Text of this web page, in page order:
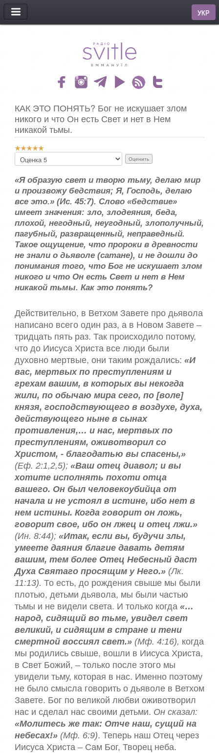
МЕНЮ
УКР
КАК ЭТО ПОНЯТЬ? Бог не искушает злом
никого и что Он есть Свет и нет в Нем
никакой тьмы.
Р
й
н
г
:
5
/
5
о
а
л
у
й
с
т
а
,
о
е
н
и
«Я образую свет и творю тьму, делаю мир
и произвожу бедствия; Я, Господь, делаю
все это.» (Ис. 45:7). Слово «бедствие»
имеет значения: зло, злодеяния, беда,
плохой, негодный, неугодный, злополучный,
пагубный, развращенный, неправедный.
Такое ощущение, что пророки в древности
не знали о дьяволе (сатане), и не дошли до
понимания того, что Бог не искушает злом
никого и что Он есть Свет и нет в Нем
никакой тьмы. Как это понять?
Действительно, в Ветхом Завете про дьявола
написано всего один раз, а в Новом Завете –
тридцать пять раз. Так происходило потому,
что до Иисуса Христа все люди были
духовно мертвые, они таким рождались: «И
вас, мертвых по преступлениям и
грехам вашим, в которых вы некогда
жили, по обычаю мира сего, по [воле]
князя, господствующего в воздухе, духа,
действующего ныне в сынах
противления,… и нас, мертвых по
преступлениям, оживотворил со
Христом, - благодатью вы спасены,»
(Еф. 2:1,2,5); «Ваш отец диавол; и вы
хотите исполнять похоти отца
вашего. Он был человекоубийца от
начала и не устоял в истине, ибо нет в
нем истины. Когда говорит он ложь,
говорит свое, ибо он лжец и отец лжи.»
(Ин. 8:44); «Итак, если вы, будучи злы,
умеете даяния благие давать детям
вашим, тем более Отец Небесный даст
Духа Святаго просящим у Него.» (Лк.
11:13). То есть, до рождения свыше мы были
плотью, детьми дьявола, мы были частью
тьмы и не видели света. И только когда «…
народ, сидящий во тьме, увидел свет
великий, и сидящим в стране и тени
смертной воссиял свет.» (Мф. 4:16), когда
мы родились свыше, вошли в Иисуса Христа,
в Свет Божий, – только после этого мы
увидели тьму, которая в нас. Именно поэтому
не было смысла говорить о дьяволе в Ветхом
Завете. Бог по великой любви оживотворил
нас и сделал нас своими детьми. Он сказал:
«Молитесь же так: Отче наш, сущий на
небесах!» (Мф. 6:9). Теперь наш Отец через
Иисуса Христа – Сам Бог, Творец неба.